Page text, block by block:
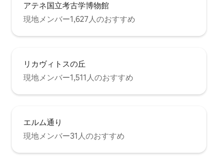
アテネ国立考古学博物館
現地メンバー1,627人のおすすめ
リカヴィトスの丘
現地メンバー1,511人のおすすめ
エルム通り
現地メンバー31人のおすすめ